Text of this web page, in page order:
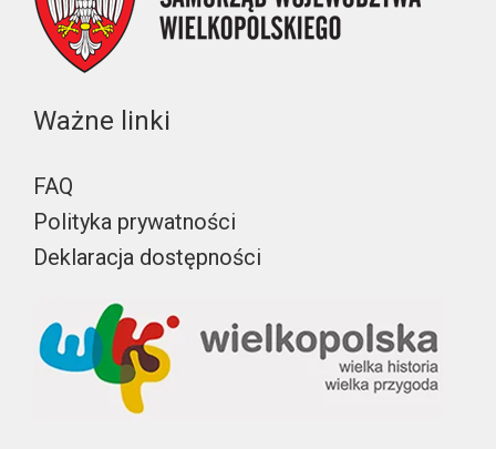
Ważne linki
FAQ
Polityka prywatności
Deklaracja dostępności